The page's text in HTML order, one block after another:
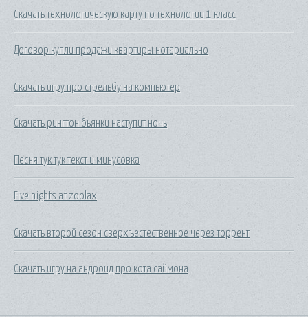
Скачать технологическую карту по технологии 1 класс
Договор купли продажи квартиры нотариально
Скачать игру про стрельбу на компьютер
Скачать рингтон бьянки наступит ночь
Песня тук тук текст и минусовка
Five nights at zoolax
Скачать второй сезон сверхъестественное через торрент
Скачать игру на андроид про кота саймона